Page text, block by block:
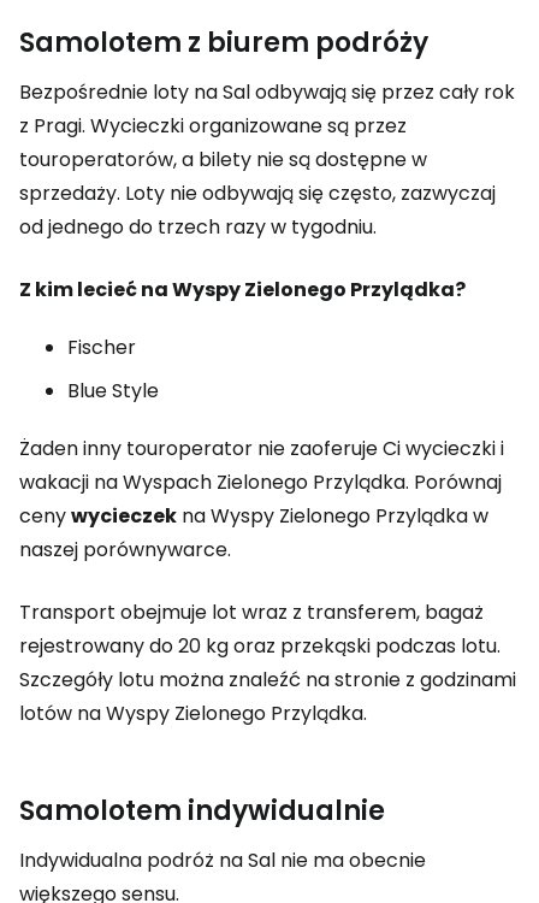
Samolotem z biurem podróży
Bezpośrednie loty na Sal odbywają się przez cały rok
z Pragi. Wycieczki organizowane są przez
touroperatorów, a bilety nie są dostępne w
sprzedaży. Loty nie odbywają się często, zazwyczaj
od jednego do trzech razy w tygodniu.
Z kim lecieć na Wyspy Zielonego Przylądka?
Fischer
Blue Style
Żaden inny touroperator nie zaoferuje Ci wycieczki i
wakacji na Wyspach Zielonego Przylądka. Porównaj
cenywycieczek na Wyspy Zielonego Przylądka w
naszej porównywarce.
Transport obejmuje lot wraz z transferem, bagaż
rejestrowany do 20 kg oraz przekąski podczas lotu.
Szczegóły lotu można znaleźć na stronie z godzinami
lotów na Wyspy Zielonego Przylądka.
Samolotem indywidualnie
Indywidualna podróż na Sal nie ma obecnie
większego sensu.